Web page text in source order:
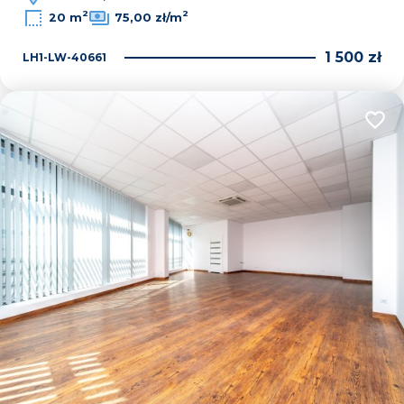
20 m2 75,00 zł/m2
LH1-LW-40661 1 500 zł